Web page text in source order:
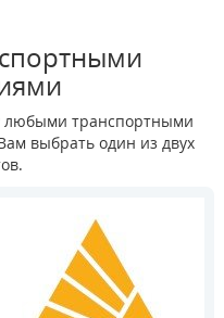
любыми транспортными
выбрать один из двух